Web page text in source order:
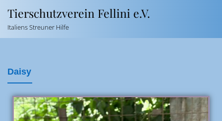
Tierschutzverein Fellini e.V.
Italiens Streuner Hilfe
Daisy